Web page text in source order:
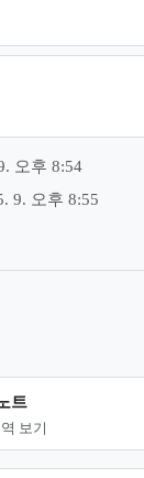
오후 8:54
9. 오후 8:55
트
보기